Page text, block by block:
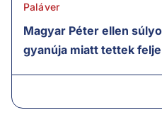
Paláver
Magyar Péter ellen
gyanúja miatt tettek